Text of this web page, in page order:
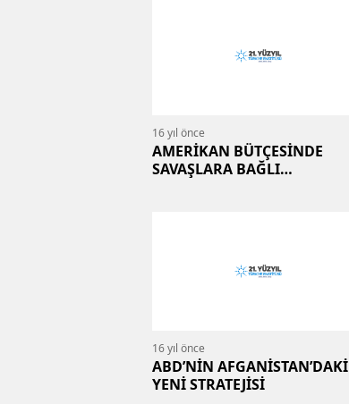
16 yıl önce
AMERİKAN BÜTÇESİNDE
SAVAŞLARA BAĞLI
16 yıl önce
ABD’NİN AFGANİSTAN’DAKİ
YENİ STRATEJİSİ